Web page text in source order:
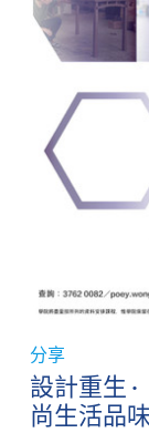
分享
設計重生
尚生活品味